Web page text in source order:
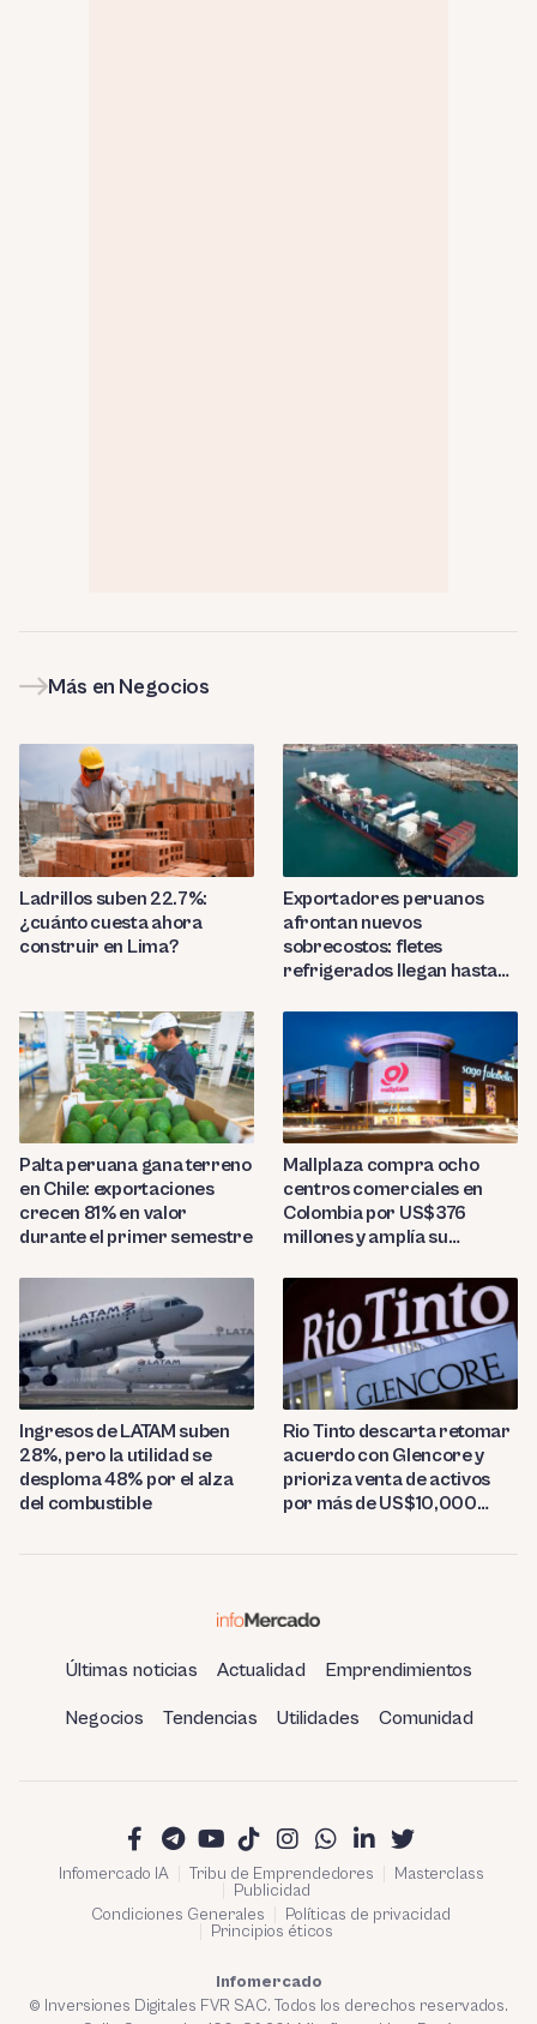
Más en Negocios
Ladrillos suben 22.7%:
¿cuánto cuesta ahora
construir en Lima?
Exportadores peruanos
afrontan nuevos
sobrecostos: fletes
refrigerados llegan hasta
Palta peruana gana terreno
en Chile: exportaciones
crecen 81% en valor
durante el primer semestre
Mallplaza compra ocho
centros comerciales en
Colombia por US$376
millones y amplía su
Ingresos de LATAM suben
28%, pero la utilidad se
desploma 48% por el alza
del combustible
Rio Tinto descarta retomar
acuerdo con Glencore y
prioriza venta de activos
por más de US$10,000
Últimas noticias Actualidad Emprendimientos
Negocios Tendencias Utilidades Comunidad
Infomercado IA Tribu de Emprendedores
Masterclass
Publicidad
Condiciones Generales
Políticas de privacidad
Principios éticos
Infomercado
© Inversiones Digitales FVR SAC. Todos los derechos reservados.